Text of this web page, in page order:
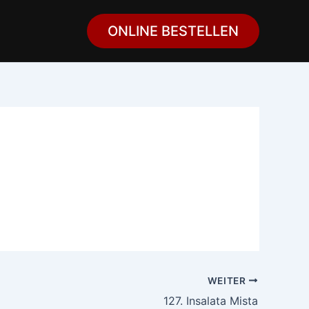
ONLINE BESTELLEN
WEITER
127. Insalata Mista